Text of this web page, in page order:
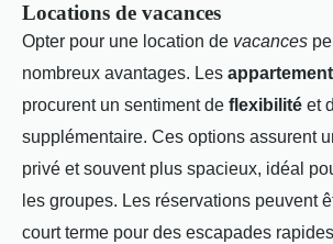
Locations de vacances
Opter pour une location de vacances
nombreux avantages. Les
procurent un sentiment de flexibilité et
supplémentaire. Ces options assurent
privé et souvent plus spacieux, idéal
les groupes. Les réservations peuvent
court terme pour des escapades